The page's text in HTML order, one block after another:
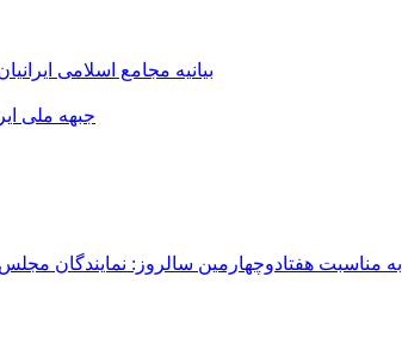
بیانیه مجامع اسلامی
جبهه ملی
به مناسبت هفتادوچهارمین سالروز: نمایندگان مجلس زار می‌زدند/ تهران در